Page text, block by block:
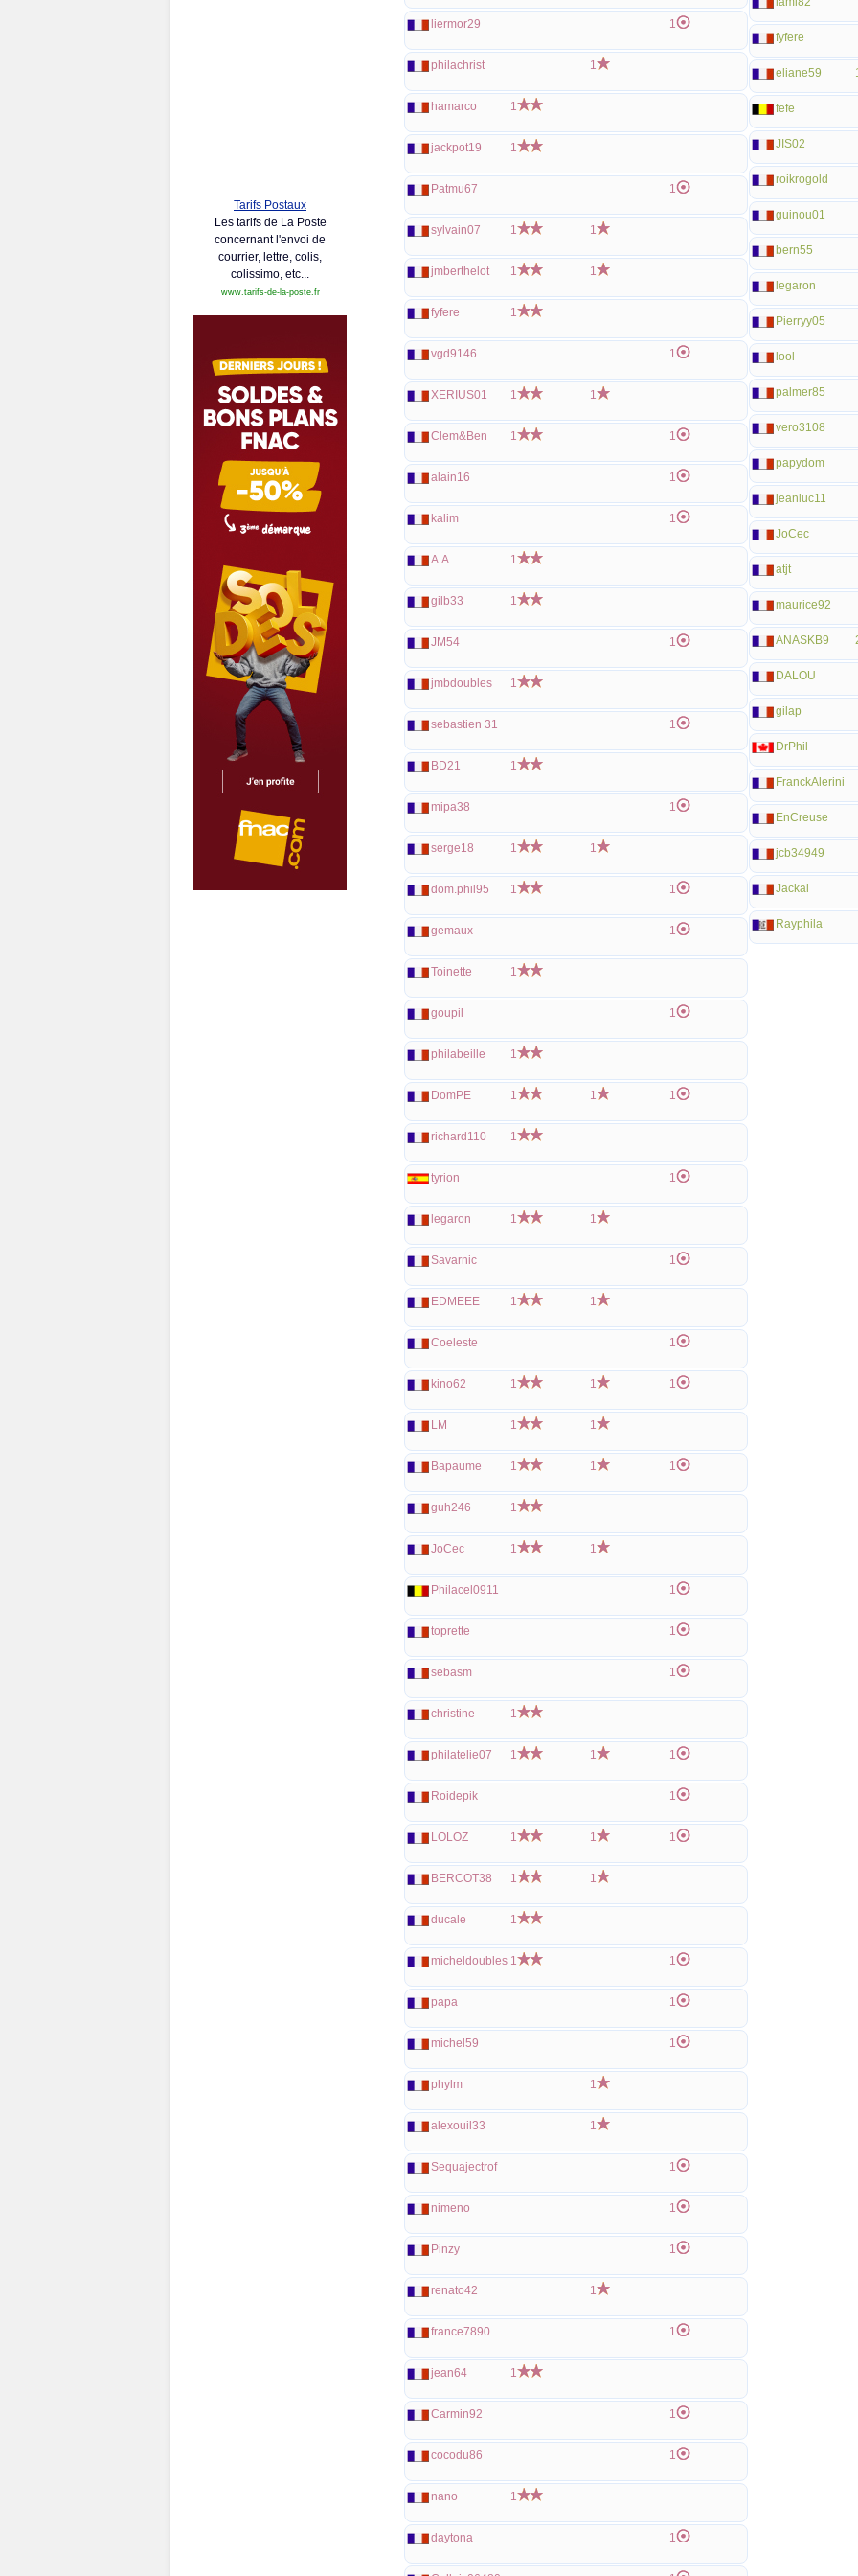
Tarifs Postaux
Les tarifs de La Poste
concernant l'envoi de
courrier, lettre, colis,
colissimo, etc...
www.tarifs-de-la-poste.fr
liermor29 1
philachrist 1
hamarco 1
jackpot19 1
Patmu67 1
sylvain07 1 1
jmberthelot 1 1
fyfere 1
vgd9146 1
XERIUS01 1 1
Clem&Ben 1 1
alain16 1
kalim 1
A.A 1
gilb33 1
JM54 1
jmbdoubles 1
sebastien 31 1
BD21 1
mipa38 1
serge18 1 1
dom.phil95 1 1
gemaux 1
Toinette 1
goupil 1
philabeille 1
DomPE 1 1 1
richard110 1
tyrion 1
legaron 1 1
Savarnic 1
EDMEEE 1 1
Coeleste 1
kino62 1 1 1
LM 1 1
Bapaume 1 1 1
guh246 1
JoCec 1 1
Philacel0911 1
toprette 1
sebasm 1
christine 1
philatelie07 1 1 1
Roidepik 1
LOLOZ 1 1 1
BERCOT38 1 1
ducale 1
micheldoubles 1 1
papa 1
michel59 1
phylm 1
alexouil33 1
Sequajectrof 1
nimeno 1
Pinzy 1
renato42 1
france7890 1
jean64 1
Carmin92 1
cocodu86 1
nano 1
daytona 1
fyfere
eliane59
fefe
JIS02
roikrogold
guinou01
bern55
legaron
Pierryy05
lool
palmer85
vero3108
papydom
jeanluc11
JoCec
atjt
maurice92
ANASKB9
DALOU
gilap
DrPhil
FranckAlerini
EnCreuse
jcb34949
Jackal
Rayphila